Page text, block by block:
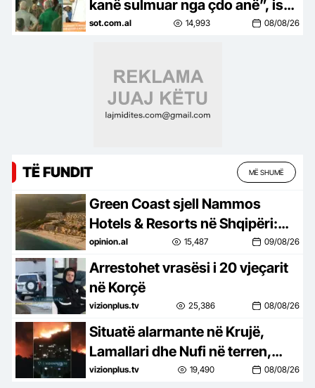
kanë sulmuar nga çdo anë”, ish-
luftëtari i UÇK-së: Destinacioni
sot.com.al 14,993 08/08/26
TË FUNDIT MË SHUMË
Green Coast sjell Nammos
Hotels & Resorts në Shqipëri:
Destinacion i ri lifestyle
opinion.al 15,487 09/08/26
Arrestohet vrasësi i 20 vjeçarit
në Korçë
vizionplus.tv 25,386 08/08/26
Situatë alarmante në Krujë,
Lamallari dhe Nufi në terren,
apel banorëve pë evakuim
vizionplus.tv 19,490 08/08/26